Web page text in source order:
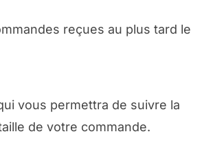
reçues au plus tard le
vous permettra de suivre la
de votre commande.